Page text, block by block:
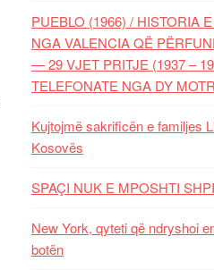
PUEBLO (1966) / HISTORIA
NGA VALENCIA QË
— 29 VJET PRITJE (1937 –
TELEFONATE NGA DY
Kujtojmë sakrificën e familjes
Kosovës
SPAÇI NUK E MPOSHTI
New York, qyteti që ndryshoi
botën